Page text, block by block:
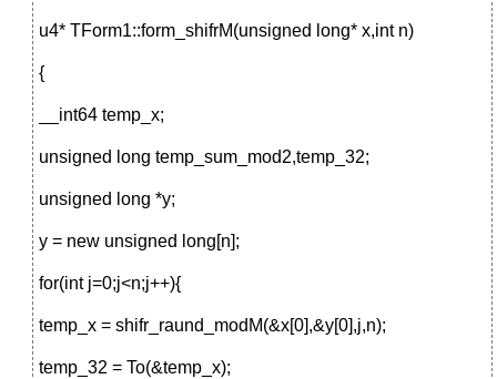
u4* TForm1::form_shifrM(unsigned long* x,int n)
{
__int64 temp_x;
unsigned long temp_sum_mod2,temp_32;
unsigned long *y;
y = new unsigned long[n];
for(int j=0;j<n;j++){
temp_x = shifr_raund_modM(&x[0],&y[0],j,n);
temp_32 = To(&temp_x);